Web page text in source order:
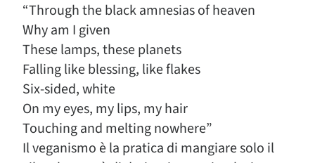
“Through the black amnesias of heaven
Why am I given
These lamps, these planets
Falling like blessing, like flakes
Six-sided, white
On my eyes, my lips, my hair
Touching and melting nowhere”
Il veganismo è la pratica di mangiare solo il